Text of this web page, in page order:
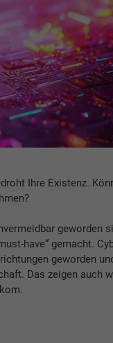
Ihre Existenz.
geworden
have“ gemacht.
geworden
Das zeigen auch